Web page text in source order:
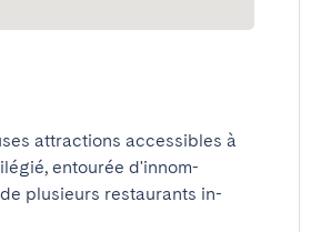
attractions accessibles à
entourée d'innom-
plusieurs restaurants in-